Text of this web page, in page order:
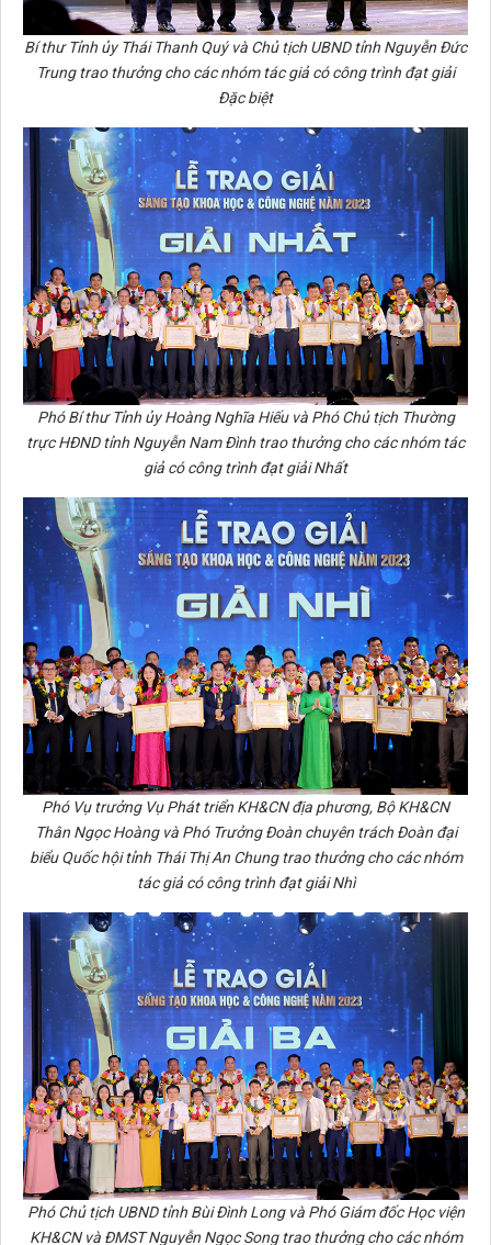
Bí thư Tỉnh ủy Thái Thanh Quý và Chủ tịch UBND tỉnh Nguyễn Đức
Trung trao thưởng cho các nhóm tác giả có công trình đạt giải
Đặc biệt
Phó Bí thư Tỉnh ủy Hoàng Nghĩa Hiếu và Phó Chủ tịch Thường
trực HĐND tỉnh Nguyễn Nam Đình trao thưởng cho các nhóm tác
giả có công trình đạt giải Nhất
Phó Vụ trưởng Vụ Phát triển KH&CN địa phương, Bộ KH&CN
Thân Ngọc Hoàng và Phó Trưởng Đoàn chuyên trách Đoàn đại
biểu Quốc hội tỉnh Thái Thị An Chung trao thưởng cho các nhóm
tác giả có công trình đạt giải Nhì
Phó Chủ tịch UBND tỉnh Bùi Đình Long và Phó Giám đốc Học viện
KH&CN và ĐMST Nguyễn Ngọc Song trao thưởng cho các nhóm